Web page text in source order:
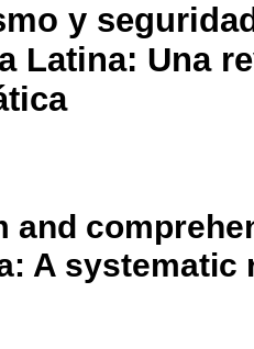
y
Latina: Una
and
A systematic